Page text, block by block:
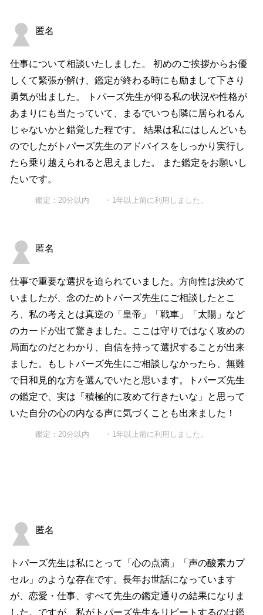
匿名
仕事について相談いたしました。 初めのご挨拶からお優
しくて緊張が解け、鑑定が終わる時にも励まして下さり
勇気が出ました。 トパーズ先生が仰る私の状況や性格が
あまりにも当たっていて、まるでいつも隣に居られるん
じゃないかと錯覚した程です。 結果は私にはしんどいも
のでしたがトパーズ先生のアドバイスをしっかり実行し
たら乗り越えられると思えました。 また鑑定をお願いし
たいです。
鑑定：20分以内 ・1年以上前に利用しました。
匿名
仕事で重要な選択を迫られていました。方向性は決めて
いましたが、念のためトパーズ先生にご相談したとこ
ろ、私の考えとは真逆の「皇帝」「戦車」「太陽」など
のカードが出て驚きました。ここは守りではなく攻めの
局面なのだとわかり、自信を持って選択することが出来
ました。もしトパーズ先生にご相談しなかったら、無難
で日和見的な方を選んでいたと思います。トパーズ先生
の鑑定で、実は「積極的に攻めて行きたいな」と思って
いた自分の心の内なる声に気づくことも出来ました！
鑑定：20分以内 ・1年以上前に利用しました。
匿名
トパーズ先生は私にとって「心の点滴」「声の酸素カプ
セル」のような存在です。長年お世話になっています
が、恋愛・仕事、すべて先生の鑑定通りの結果になりま
した。ですが、私がトパーズ先生をリピートするのは鑑